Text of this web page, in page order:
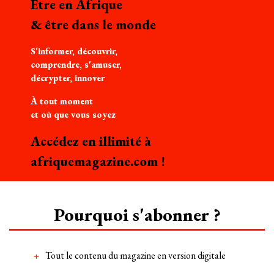
Être en Afrique
& être dans le monde
S'informer, découvrir,
comprendre, s'amuser,
décrypter, innover
À tout moment
et où que vous soyez
Accédez en illimité à
afriquemagazine.com !
Pourquoi s'abonner ?
Tout le contenu du magazine en version digitale